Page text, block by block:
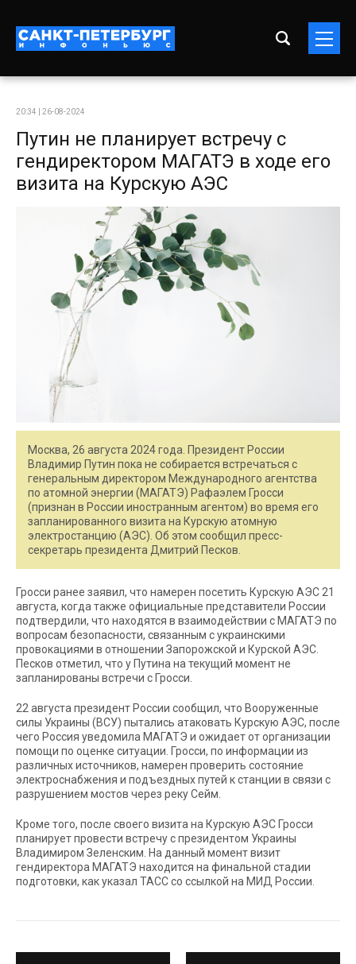
20:34 | 26-08-2024
Путин не планирует встречу с
гендиректором МАГАТЭ в ходе его
визита на Курскую АЭС
Москва, 26 августа 2024 года. Президент России
Владимир Путин пока не собирается встречаться с
генеральным директором Международного агентства
по атомной энергии (МАГАТЭ) Рафаэлем Гросси
(признан в России иностранным агентом) во время его
запланированного визита на Курскую атомную
электростанцию (АЭС). Об этом сообщил пресс-
секретарь президента Дмитрий Песков.
Гросси ранее заявил, что намерен посетить Курскую АЭС 21
августа, когда также официальные представители России
подтвердили, что находятся в взаимодействии с МАГАТЭ по
вопросам безопасности, связанным с украинскими
провокациями в отношении Запорожской и Курской АЭС.
Песков отметил, что у Путина на текущий момент не
запланированы встречи с Гросси.
22 августа президент России сообщил, что Вооруженные
силы Украины (ВСУ) пытались атаковать Курскую АЭС, после
чего Россия уведомила МАГАТЭ и ожидает от организации
помощи по оценке ситуации. Гросси, по информации из
различных источников, намерен проверить состояние
электроснабжения и подъездных путей к станции в связи с
разрушением мостов через реку Сейм.
Кроме того, после своего визита на Курскую АЭС Гросси
планирует провести встречу с президентом Украины
Владимиром Зеленским. На данный момент визит
гендиректора МАГАТЭ находится на финальной стадии
подготовки, как указал ТАСС со ссылкой на МИД России.